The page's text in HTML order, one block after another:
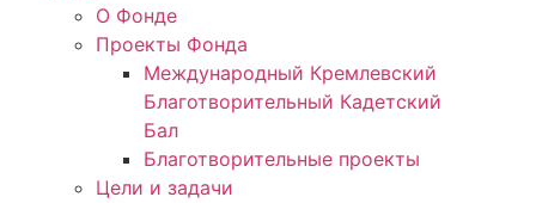
О Фонде
Проекты Фонда
Международный Кремлевский
Благотворительный Кадетский
Бал
Благотворительные проекты
Цели и задачи